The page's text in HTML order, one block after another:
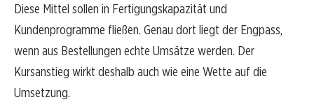
Diese Mittel sollen in Fertigungskapazität und
Kundenprogramme fließen. Genau dort liegt der Engpass,
wenn aus Bestellungen echte Umsätze werden. Der
Kursanstieg wirkt deshalb auch wie eine Wette auf die
Umsetzung.